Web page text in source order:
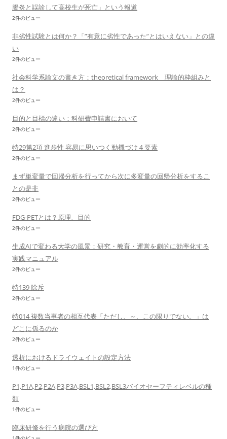
腸炎と誤診して高校生が死亡」という報道
2件のビュー
非劣性試験とは何か？「”有意に劣性であった”とはいえない」との違
い
2件のビュー
社会科学系論文の書き方：theoretical framework 理論的枠組みと
は？
2件のビュー
目的と目標の違い：科研費申請書において
2件のビュー
特29第2項 進歩性 容易に思いつく動機づけ４要素
2件のビュー
まず単変量で回帰分析を行ってから次に多変量の回帰分析をするこ
との是非
2件のビュー
FDG-PETとは？原理、目的
2件のビュー
生成AIで変わる大学の風景：研究・教育・運営を劇的に効率化する
実践マニュアル
2件のビュー
特139 除斥
2件のビュー
特014 複数当事者の相互代表「ただし、～、この限りでない。」は
どこに係るのか
2件のビュー
透析におけるドライウェイトの設定方法
1件のビュー
P1,P1A,P2,P2A,P3,P3A,BSL1,BSL2,BSL3バイオセーフティレベルの種
類
1件のビュー
臨床研修を行う病院の選び方